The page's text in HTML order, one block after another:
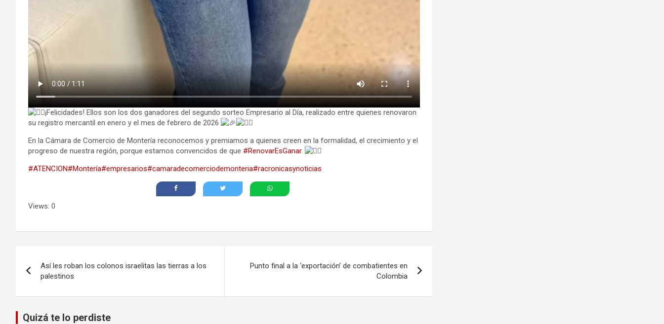
¡Felicidades! Ellos son los dos ganadores del segundo sorteo Empresario al Día, realizado entre quienes renovaron
su registro mercantil en enero y el mes de febrero de 2026
En la Cámara de Comercio de Montería reconocemos y premiamos a quienes creen en la formalidad, el crecimiento y el
progreso de nuestra región, porque estamos convencidos de que #RenovarEsGanar.
#ATENCION#Montería#empresarios#camaradecomerciodemonteria#racronicasynoticias
Views: 0
de
entradas
Así les roban los colonos israelitas las tierras a los
palestinos
Punto final a la ‘exportación’ de combatientes en
Colombia
Quizá te lo perdiste